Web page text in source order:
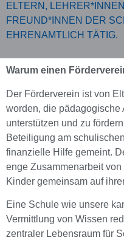
ELTERN,
FREUND*INNEN DER
EHRENAMTLICH TÄTIG.
Warum einen
Der Förderverein ist von
worden, die pädagogische
unterstützen und zu
Beteiligung am
finanzielle Hilfe gemeint.
enge Zusammenarbeit
Kinder gemeinsam auf
Eine Schule wie unsere
Vermittlung von Wissen
zentraler Lebensraum für